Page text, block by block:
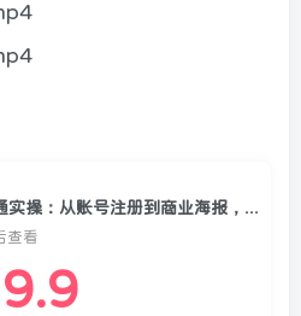
查看
9.9